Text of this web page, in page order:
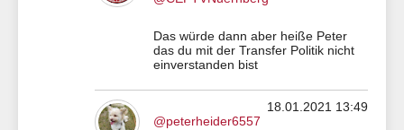
Das würde dann aber heiße Peter
das du mit der Transfer Politik nicht
einverstanden bist
18.01.2021 13:49
@peterheider6557